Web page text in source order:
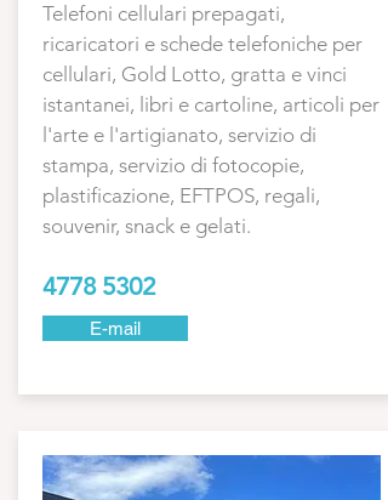
Telefoni cellulari prepagati,
ricaricatori e schede telefoniche per
cellulari, Gold Lotto, gratta e vinci
istantanei, libri e cartoline, articoli per
l'arte e l'artigianato, servizio di
stampa, servizio di fotocopie,
plastificazione, EFTPOS, regali,
souvenir, snack e gelati.
4778 5302
E-mail